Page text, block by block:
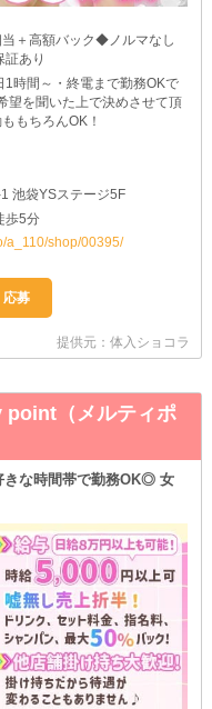
＋高額バック◆ノルマなし
あり
時間～・終電まで勤務OKで
を聞いた上で決めさせて頂
もちろんOK！
池袋YSステージ5F
歩5分
a_110/shop/00395/
提供元：体入ショコラ
point（メルティポ
きな時間帯で勤務OK◎ 女